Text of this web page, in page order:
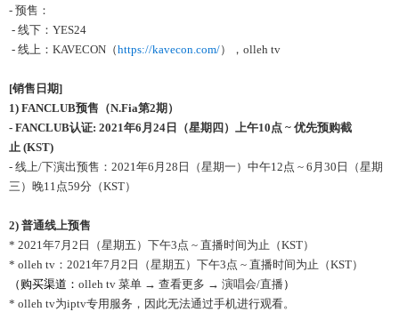
- 预售：
- 线下：YES24
- 线上：KAVECON（https://kavecon.com/），olleh tv
[销售日期]
1) FANCLUB预售 （N.Fia第2期）
- FANCLUB认证: 2021年6 月 24 日（星期四）上午10点 ~ 优先预购截
止 (KST)
- 线上/下演出预售：2021年6月28日（星期一）中午12点 ~ 6月30日（星期
三）晚11点59分（KST）
2) 普通线上预售
* 2021年7月2日（星期五）下午3点 ~ 直播时间为止（KST）
* olleh tv：2021年7月2日（星期五）下午3点 ~ 直播时间为止（KST）
（购买渠道： olleh tv 菜单 → 查看更多 → 演唱会/直播 ）
* olleh tv为iptv专用服务，因此无法通过手机进行观看。